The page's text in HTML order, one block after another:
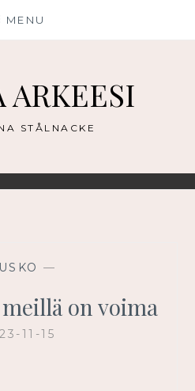
MENU
ARKEESI
STÅLNACKE
USKO —
meillä on voima
11-15